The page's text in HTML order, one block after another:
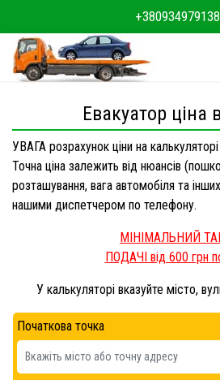
+380934979138
Евакуатор ціна
УВАГА розрахунок ціни на калькуляторі
Точна ціна залежить від нюансів
розташування, вага автомобіля та
нашими диспетчером по телефону.
МІНІМАЛЬНИЙ
ПОДАЧІ від 600 грн
У калькуляторі вказуйте місто,
Початкова точка